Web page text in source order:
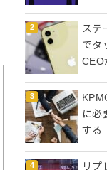
ステ
でタ
CEO
に必
する
リプ